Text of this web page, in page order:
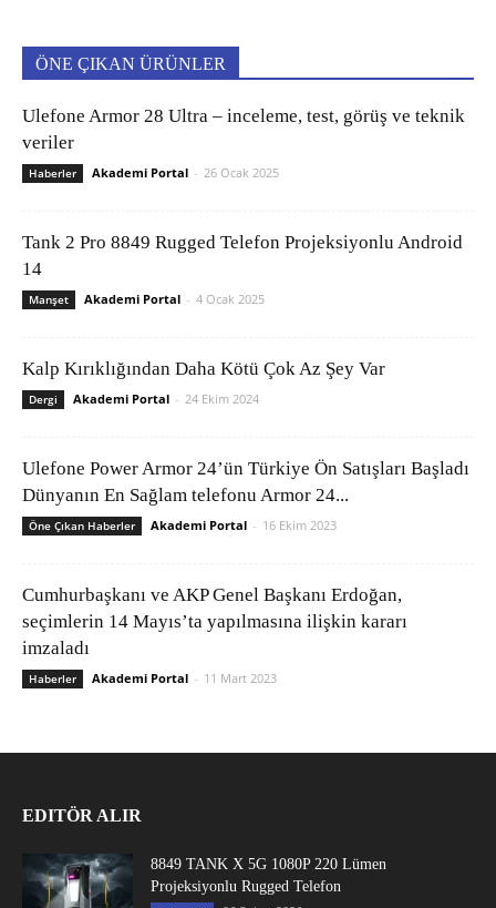
ÖNE ÇIKAN ÜRÜNLER
Ulefone Armor 28 Ultra – inceleme, test, görüş ve teknik
veriler
Haberler Akademi Portal - 26 Ocak 2025
Tank 2 Pro 8849 Rugged Telefon Projeksiyonlu Android
14
Manşet Akademi Portal - 4 Ocak 2025
Kalp Kırıklığından Daha Kötü Çok Az Şey Var
Dergi Akademi Portal - 24 Ekim 2024
Ulefone Power Armor 24’ün Türkiye Ön Satışları Başladı
Dünyanın En Sağlam telefonu Armor 24...
Öne Çıkan Haberler Akademi Portal - 16 Ekim 2023
Cumhurbaşkanı ve AKP Genel Başkanı Erdoğan,
seçimlerin 14 Mayıs’ta yapılmasına ilişkin kararı
imzaladı
Haberler Akademi Portal - 11 Mart 2023
EDITÖR ALIR
8849 TANK X 5G 1080P 220 Lümen
Projeksiyonlu Rugged Telefon